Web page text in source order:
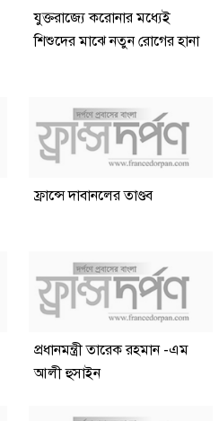
যুক্তরাজ্যে করোনার মধ্যেই
শিশুদের মাঝে নতুন রোগের হানা
ফ্রান্সে দাবানলের তাণ্ডব
প্রধানমন্ত্রী তারেক রহমান -এম
আলী হুসাইন